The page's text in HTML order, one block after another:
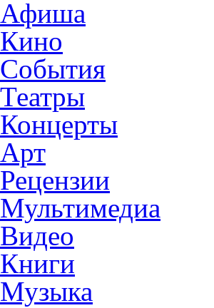
Афиша
Кино
События
Театры
Концерты
Арт
Рецензии
Мультимедиа
Видео
Книги
Музыка